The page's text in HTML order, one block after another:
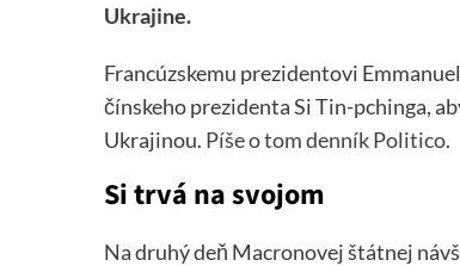
Ukrajine.
Francúzskemu prezidentovi
čínskeho prezidenta Si Tin-pchinga,
Ukrajinou. Píše o tom denník Politico.
Si trvá na svojom
Na druhý deň Macronovej štátnej